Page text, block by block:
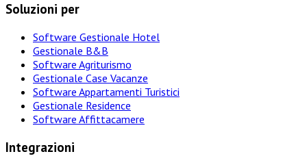
Soluzioni per
Software Gestionale Hotel
Gestionale B&B
Software Agriturismo
Gestionale Case Vacanze
Software Appartamenti Turistici
Gestionale Residence
Software Affittacamere
Integrazioni